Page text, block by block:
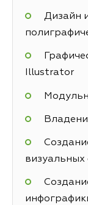
Дизайн
Illustrator
визуальных